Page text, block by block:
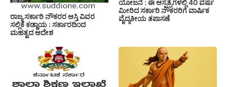
ರಾಜ್ಯ ಸರ್ಕಾರಿ ನೌಕರರ ಆಸ್ತಿ ವಿವರ
ಸಲ್ಲಿಕೆ ಕಡ್ಡಾಯ : ಸರ್ಕಾರದಿಂದ
ಮಹತ್ವದ ಆದೇಶ
ಯೋಜನೆ : ಈ ಆಸ್ಪತ್ರೆಗಳಲ್ಲಿ 40 ವರ್ಷ
ಮೀರಿದ ಸರ್ಕಾರಿ ನೌಕರರಿಗೆ ವಾರ್ಷಿಕ
ವೈದ್ಯಕೀಯ ತಪಾಸಣೆ